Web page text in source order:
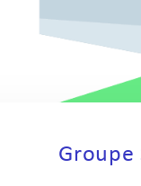
Groupe